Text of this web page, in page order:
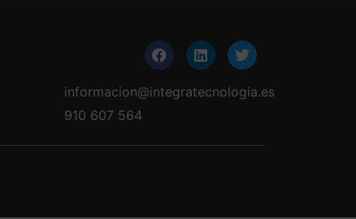
informacion@integratecnologia.es
910 607 564